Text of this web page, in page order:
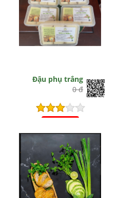
Đậu phụ trắng
0 đ